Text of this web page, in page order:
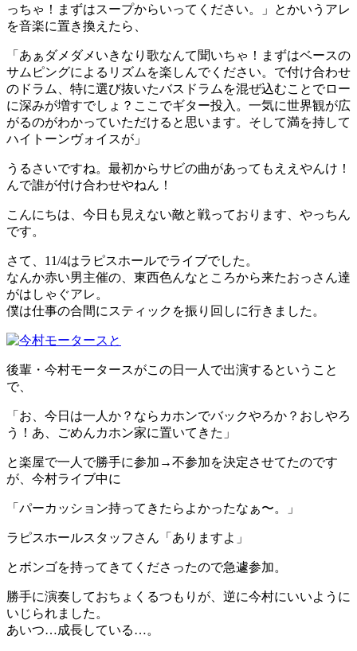
っちゃ！まずはスープからいってください。」とかいうアレ
を音楽に置き換えたら、
「あぁダメダメいきなり歌なんて聞いちゃ！まずはベースの
サムピングによるリズムを楽しんでください。で付け合わせ
のドラム、特に選び抜いたバスドラムを混ぜ込むことでロー
に深みが増すでしょ？ここでギター投入。一気に世界観が広
がるのがわかっていただけると思います。そして満を持して
ハイトーンヴォイスが」
うるさいですね。最初からサビの曲があってもええやんけ！
んで誰が付け合わせやねん！
こんにちは、今日も見えない敵と戦っております、やっちん
です。
さて、11/4はラピスホールでライブでした。
なんか赤い男主催の、東西色んなところから来たおっさん達
がはしゃぐアレ。
僕は仕事の合間にスティックを振り回しに行きました。
後輩・今村モータースがこの日一人で出演するということ
で、
「お、今日は一人か？ならカホンでバックやろか？おしやろ
う！あ、ごめんカホン家に置いてきた」
と楽屋で一人で勝手に参加→不参加を決定させてたのです
が、今村ライブ中に
「パーカッション持ってきたらよかったなぁ〜。」
ラピスホールスタッフさん「ありますよ」
とボンゴを持ってきてくださったので急遽参加。
勝手に演奏しておちょくるつもりが、逆に今村にいいように
いじられました。
あいつ…成長している…。